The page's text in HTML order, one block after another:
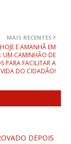
MAIS RECENTES
E AMANHÃ EM
UM CAMINHÃO DE
PARA FACILITAR A
VIDA DO CIDADÃO!
DEPOIS